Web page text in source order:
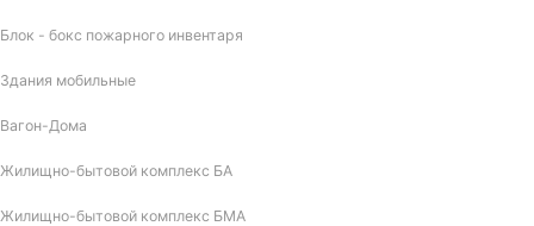
Блок - бокс пожарного инвентаря
Здания мобильные
Вагон-Дома
Жилищно-бытовой комплекс БА
Жилищно-бытовой комплекс БМА